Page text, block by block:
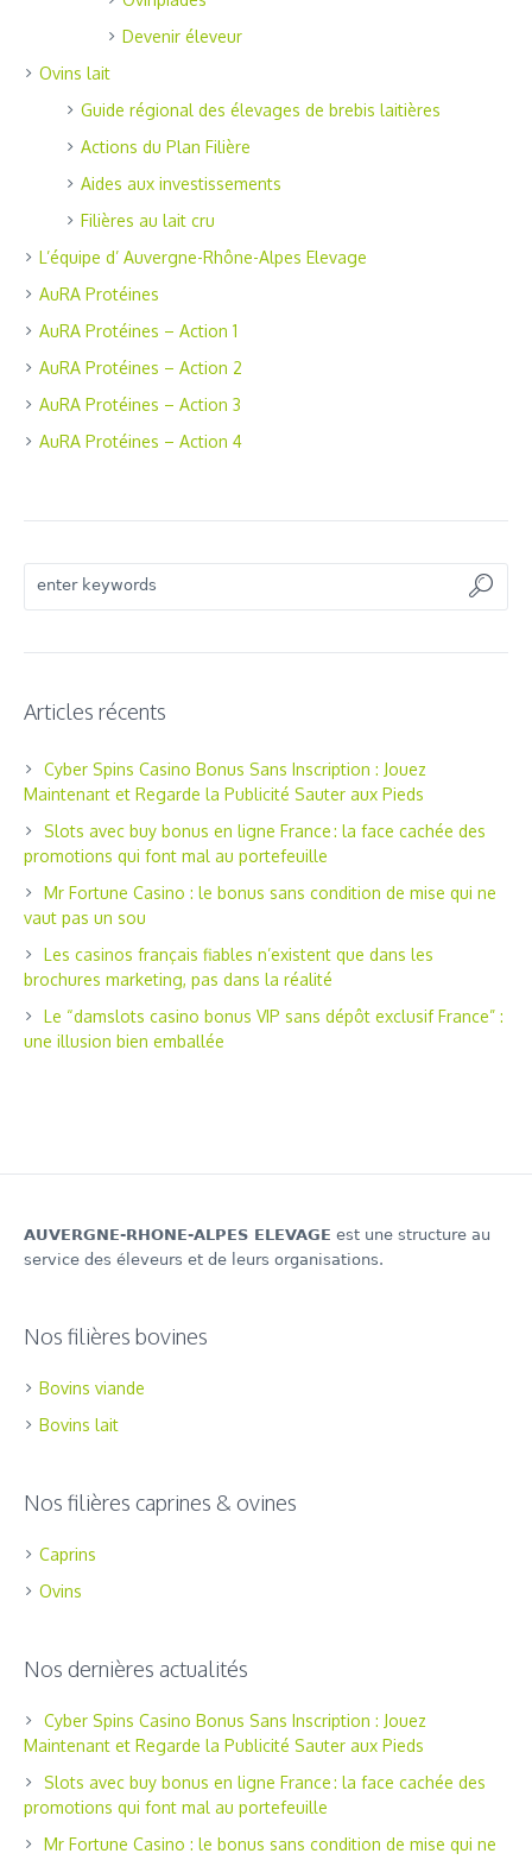
Devenir éleveur
Ovins lait
Guide régional des élevages de brebis laitières
Actions du Plan Filière
Aides aux investissements
Filières au lait cru
L’équipe d’ Auvergne-Rhône-Alpes Elevage
AuRA Protéines
AuRA Protéines – Action 1
AuRA Protéines – Action 2
AuRA Protéines – Action 3
AuRA Protéines – Action 4
Articles récents
Cyber Spins Casino Bonus Sans Inscription : Jouez
Maintenant et Regarde la Publicité Sauter aux Pieds
Slots avec buy bonus en ligne France : la face cachée des
promotions qui font mal au portefeuille
Mr Fortune Casino : le bonus sans condition de mise qui ne
vaut pas un sou
Les casinos français fiables n’existent que dans les
brochures marketing, pas dans la réalité
Le “damslots casino bonus VIP sans dépôt exclusif France” :
une illusion bien emballée
AUVERGNE-RHONE-ALPES ELEVAGE est une structure au
service des éleveurs et de leurs organisations.
Nos filières bovines
Bovins viande
Bovins lait
Nos filières caprines & ovines
Caprins
Ovins
Nos dernières actualités
Cyber Spins Casino Bonus Sans Inscription : Jouez
Maintenant et Regarde la Publicité Sauter aux Pieds
Slots avec buy bonus en ligne France : la face cachée des
promotions qui font mal au portefeuille
Mr Fortune Casino : le bonus sans condition de mise qui ne